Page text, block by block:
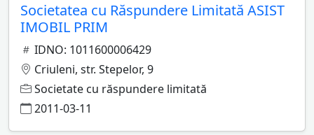
Societatea cu Răspundere Limitată ASIST
IMOBIL PRIM
IDNO: 1011600006429
Criuleni, str. Stepelor, 9
Societate cu răspundere limitată
2011-03-11